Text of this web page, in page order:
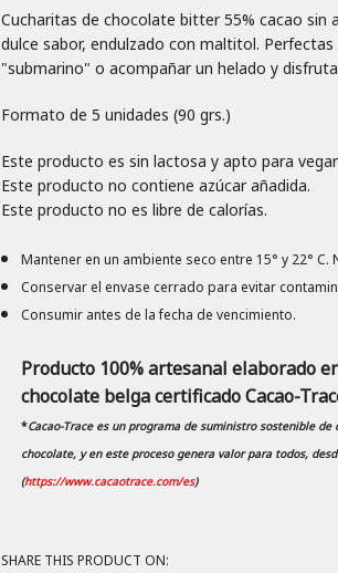
Cucharitas de chocolate bitter 55% cacao sin
dulce sabor, endulzado con maltitol.
"submarino" o acompañar un helado y
Formato de 5 unidades (90 grs.)
Este producto es sin lactosa y apto para
Este producto no contiene azúcar añadida.
Este producto no es libre de calorías.
Mantener en un ambiente seco entre 15° y 22° C.
Conservar el envase cerrado para evitar
Consumir antes de la fecha de vencimiento.
Producto 100% artesanal elaborado
chocolate belga certificado Cacao-
*Cacao-Trace es un programa de suministro sostenible
chocolate, y en este proceso genera valor para todos,
(https://www.cacaotrace.com/es)
SHARE THIS PRODUCT ON: